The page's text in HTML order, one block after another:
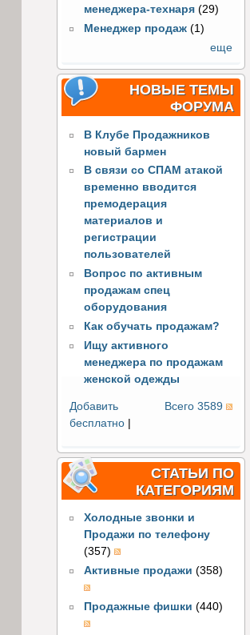
менеджера-технаря (29)
Менеджер продаж (1)
еще
НОВЫЕ ТЕМЫ
ФОРУМА
В Клубе Продажников
новый бармен
В связи со СПАМ атакой
временно вводится
премодерация
материалов и
регистрации
пользователей
Вопрос по активным
продажам спец
оборудования
Как обучать продажам?
Ищу активного
менеджера по продажам
женской одежды
Всего 3589
Добавить
бесплатно|
СТАТЬИ ПО
КАТЕГОРИЯМ
Холодные звонки и
Продажи по телефону
(357)
Активные продажи (358)
Продажные фишки (440)